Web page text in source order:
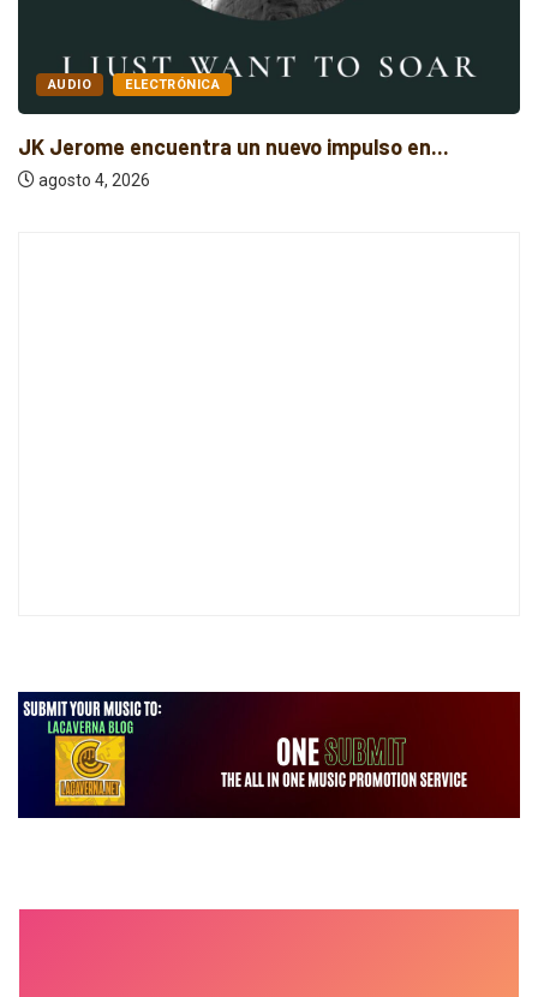
AUDIO ELECTRÓNICA
JK Jerome encuentra un nuevo impulso en...
agosto 4, 2026